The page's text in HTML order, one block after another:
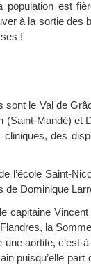
population est
à la sortie des
!
sont le Val de
(Saint-Mandé) et
des
l’école Saint-
de Dominique
capitaine
la
aortite, c’est-
puisqu’elle